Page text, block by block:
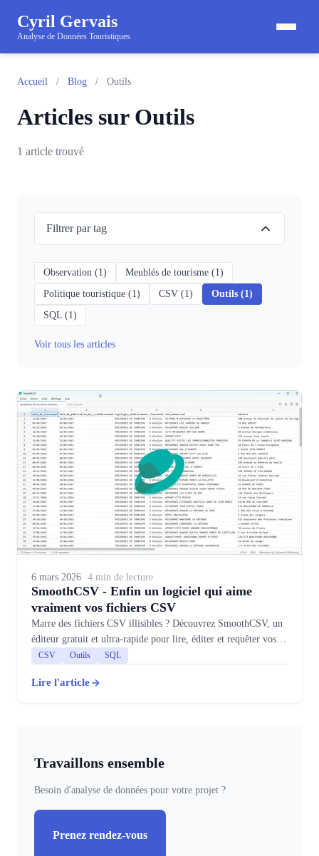
Cyril Gervais
Analyse de Données Touristiques
Accueil / Blog / Outils
Articles sur Outils
1 article trouvé
6 mars 2026· 4 min de lecture
SmoothCSV - Enfin un logiciel qui aime
vraiment vos fichiers CSV
Marre des fichiers CSV illisibles ? Découvrez SmoothCSV, un
éditeur gratuit et ultra-rapide pour lire, éditer et requêter vos
données.
CSV Outils SQL
Lire l'article
Filtrer par tag
Observation (1)
Meublés de tourisme (1)
Politique touristique (1)
CSV (1)
Outils (1)
SQL (1)
Voir tous les articles
Travaillons ensemble
Besoin d'analyse de données pour votre projet ?
Prenez rendez-vous